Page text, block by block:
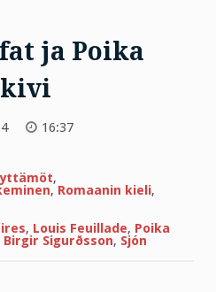
ja Poika
16:37
,
, Romaanin kieli,
, Louis Feuillade, Poika
Birgir Sigurðsson, Sjón